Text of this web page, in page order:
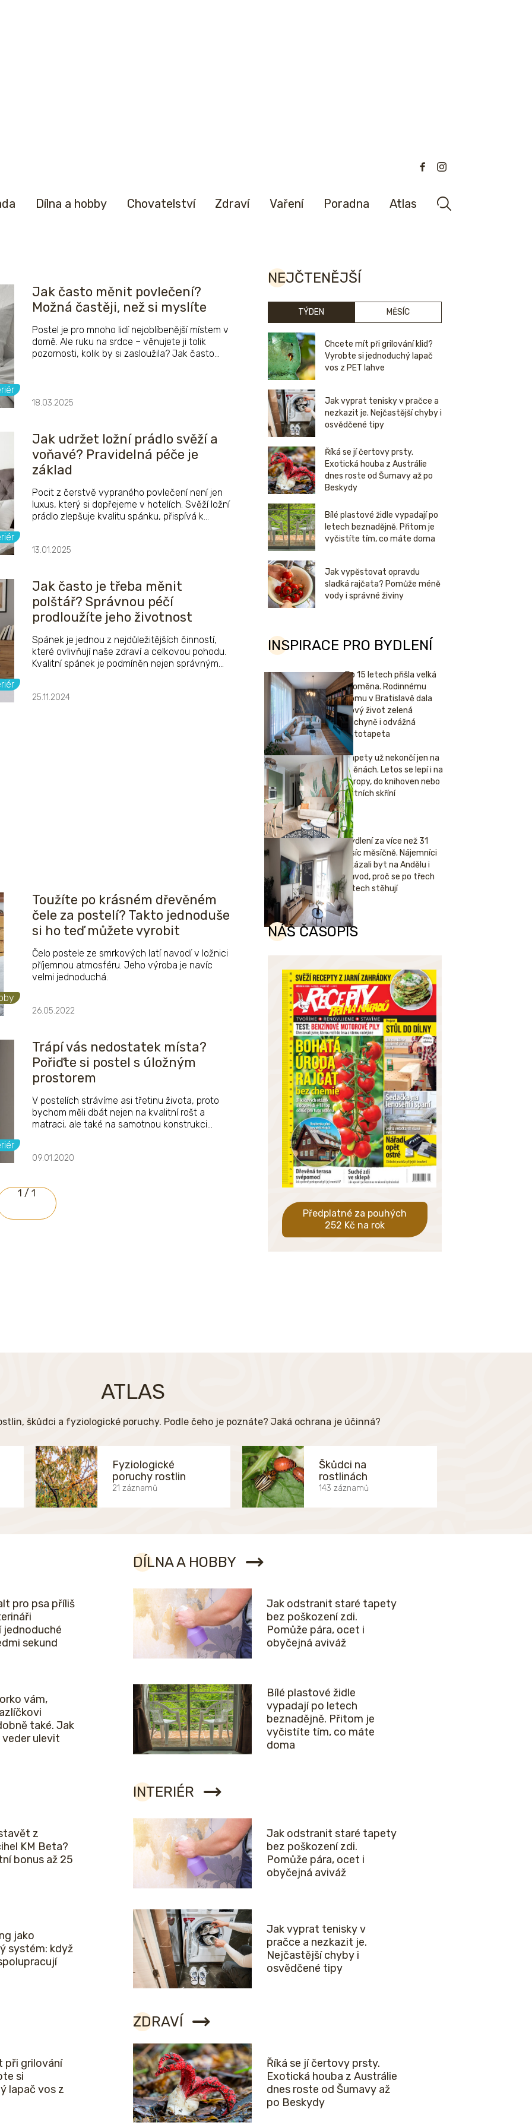
Dílna a hobby Chovatelství Zdraví Vaření Poradna Atlas
Jak často měnit povlečení?
Možná častěji, než si myslíte
Postel je pro mnoho lidí nejoblíbenější místem v
domě. Ale ruku na srdce – věnujete ji tolik
pozornosti, kolik by si zasloužila? Jak často
18.03.2025
Jak udržet ložní prádlo svěží a
voňavé? Pravidelná péče je
základ
Pocit z čerstvě vypraného povlečení není jen
luxus, který si dopřejeme v hotelích. Svěží ložní
prádlo zlepšuje kvalitu spánku, přispívá k
a v dobrém stavu co nejdéle? Tady je návod.
13.01.2025
Jak často je třeba měnit
polštář? Správnou péčí
prodloužíte jeho životnost
Spánek je jednou z nejdůležitějších činností,
které ovlivňují naše zdraví a celkovou pohodu.
Kvalitní spánek je podmíněn nejen správným
totiž klíčovým faktorem, který může ovlivnit,
25.11.2024
Toužíte po krásném dřevěném
čele za postelí? Takto jednoduše
si ho teď můžete vyrobit
Čelo postele ze smrkových latí navodí v ložnici
příjemnou atmosféru. Jeho výroba je navíc
velmi jednoduchá.
26.05.2022
Trápí vás nedostatek místa?
Pořiďte si postel s úložným
prostorem
V postelích strávíme asi třetinu života, proto
bychom měli dbát nejen na kvalitní rošt a
matraci, ale také na samotnou konstrukci
nepotřebné věci, by se měl poohlédnout po
nejoblíbenější produkty českých recenzentů
ze serveru Heureka.
09.01.2020
1 / 1
NEJČTENĚJŠÍ
TÝDEN MĚSÍC
Chcete mít při grilování klid?
Vyrobte si jednoduchý lapač
vos z PET lahve
Jak vyprat tenisky v pračce a
nezkazit je. Nejčastější chyby i
osvědčené tipy
Říká se jí čertovy prsty.
Exotická houba z Austrálie
dnes roste od Šumavy až po
Beskydy
Bílé plastové židle vypadají po
letech beznadějně. Přitom je
vyčistíte tím, co máte doma
Jak vypěstovat opravdu
sladká rajčata? Pomůže méně
vody i správné živiny
INSPIRACE PRO BYDLENÍ
Po 15 letech přišla velká
proměna. Rodinnému
domu v Bratislavě dala
nový život zelená
kuchyně i odvážná
fototapeta
Tapety už nekončí jen na
stěnách. Letos se lepí i na
stropy, do knihoven nebo
šatních skříní
Bydlení za více než 31
tisíc měsíčně. Nájemníci
ukázali byt na Andělu i
důvod, proč se po třech
letech stěhují
NÁŠ ČASOPIS
Předplatné za pouhých
252 Kč na rok
ATLAS
škůdci a fyziologické poruchy. Podle čeho je poznáte? Jaká ochrana je účinná?
Fyziologické
poruchy rostlin
21 záznamů
Škůdci na
rostlinách
143 záznamů
pro psa příliš
sekund
vám,
také. Jak
ulevit
DÍLNA A HOBBY
Jak odstranit staré tapety
bez poškození zdi.
Pomůže pára, ocet i
obyčejná aviváž
Bílé plastové židle
vypadají po letech
beznadějně. Přitom je
vyčistíte tím, co máte
doma
z
KM Beta?
bonus až 25
jako
systém: když
INTERIÉR
Jak odstranit staré tapety
bez poškození zdi.
Pomůže pára, ocet i
obyčejná aviváž
Jak vyprat tenisky v
pračce a nezkazit je.
Nejčastější chyby i
osvědčené tipy
při grilování
si
lapač vos z
ZDRAVÍ
Říká se jí čertovy prsty.
Exotická houba z Austrálie
dnes roste od Šumavy až
po Beskydy